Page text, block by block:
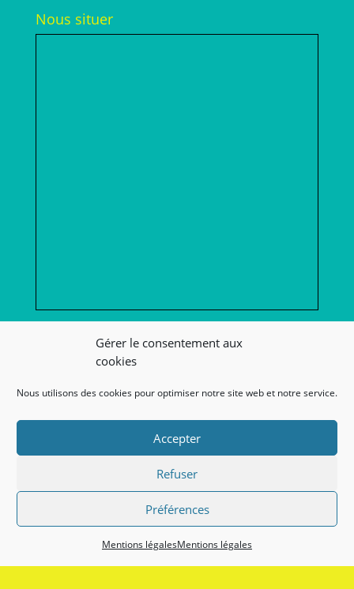
Gérer le consentement aux
cookies
Nous utilisons des cookies pour optimiser notre site web et notre service.
Accepter
Refuser
Préférences
Mentions légalesMentions légales
Nous situer
Afficher une carte plus grande
Lien admin